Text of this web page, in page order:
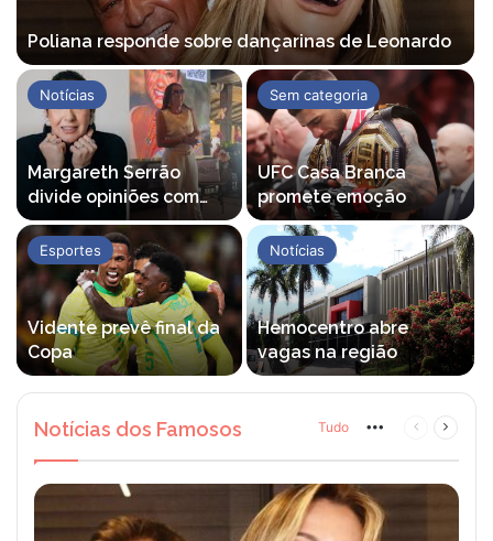
Poliana responde sobre dançarinas de Leonardo
Notícias
Margareth Serrão
divide opiniões com
palestra
Sem categoria
UFC Casa Branca
promete emoção
Esportes
Vidente prevê final da
Copa
Notícias
Hemocentro abre
vagas na região
Notícias dos Famosos Tudo More Página